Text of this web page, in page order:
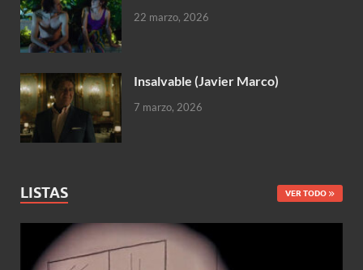
22 marzo, 2026
Insalvable (Javier Marco)
7 marzo, 2026
LISTAS VER TODO